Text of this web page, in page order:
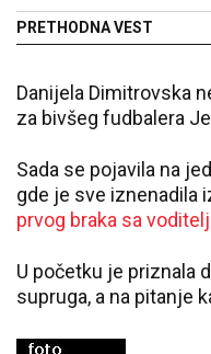
PRETHODNA VEST
Danijela Dimitrovska
za bivšeg fudbalera
Sada se pojavila na
gde je sve iznenadila
prvog braka sa
U početku je priznala
supruga, a na pitanje